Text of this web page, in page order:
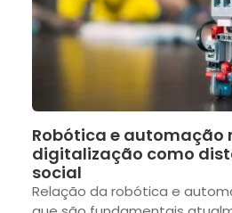
Robótica e automação
digitalização como
social
Relação da robótica e